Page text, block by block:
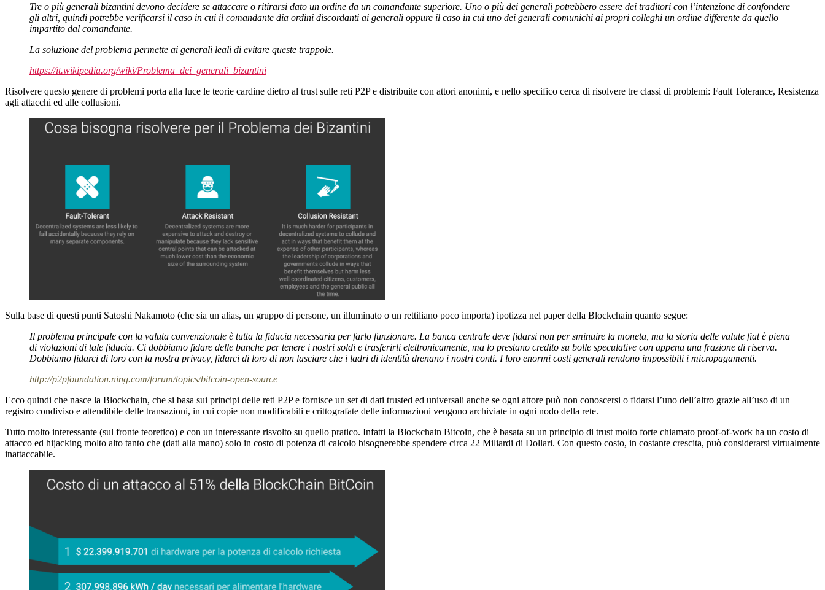
Tre o più generali bizantini devono decidere se attaccare o ritirarsi dato un ordine da un comandante superiore. Uno o più dei generali potrebbero essere dei traditori con l’intenzione di confondere
gli altri, quindi potrebbe verificarsi il caso in cui il comandante dia ordini discordanti ai generali oppure il caso in cui uno dei generali comunichi ai propri colleghi un ordine differente da quello
impartito dal comandante.
La soluzione del problema permette ai generali leali di evitare queste trappole.
https://it.wikipedia.org/wiki/Problema_dei_generali_bizantini
Risolvere questo genere di problemi porta alla luce le teorie cardine dietro al trust sulle reti P2P e distribuite con attori anonimi, e nello specifico cerca di risolvere tre classi di problemi: Fault Tolerance, Resistenza
agli attacchi ed alle collusioni.
Sulla base di questi punti Satoshi Nakamoto (che sia un alias, un gruppo di persone, un illuminato o un rettiliano poco importa) ipotizza nel paper della Blockchain quanto segue:
Il problema principale con la valuta convenzionale è tutta la fiducia necessaria per farlo funzionare. La banca centrale deve fidarsi non per sminuire la moneta, ma la storia delle valute fiat è piena
di violazioni di tale fiducia. Ci dobbiamo fidare delle banche per tenere i nostri soldi e trasferirli elettronicamente, ma lo prestano credito su bolle speculative con appena una frazione di riserva.
Dobbiamo fidarci di loro con la nostra privacy, fidarci di loro di non lasciare che i ladri di identità drenano i nostri conti. I loro enormi costi generali rendono impossibili i micropagamenti.
http://p2pfoundation.ning.com/forum/topics/bitcoin-open-source
Ecco quindi che nasce la Blockchain, che si basa sui principi delle reti P2P e fornisce un set di dati trusted ed universali anche se ogni attore può non conoscersi o fidarsi l’uno dell’altro grazie all’uso di un
registro condiviso e attendibile delle transazioni, in cui copie non modificabili e crittografate delle informazioni vengono archiviate in ogni nodo della rete.
Tutto molto interessante (sul fronte teoretico) e con un interessante risvolto su quello pratico. Infatti la Blockchain Bitcoin, che è basata su un principio di trust molto forte chiamato proof-of-work ha un costo di
attacco ed hijacking molto alto tanto che (dati alla mano) solo in costo di potenza di calcolo bisognerebbe spendere circa 22 Miliardi di Dollari. Con questo costo, in costante crescita, può considerarsi virtualmente
inattaccabile.